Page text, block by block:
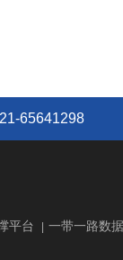
65641298
平台 一带一路数